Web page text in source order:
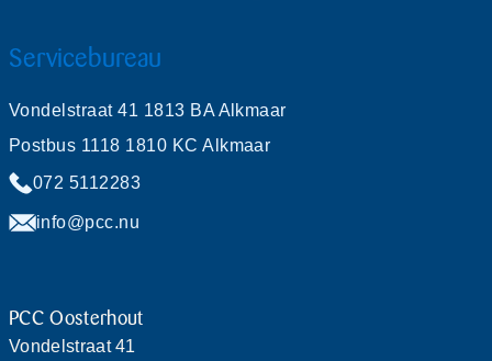
Servicebureau
Vondelstraat 41 1813 BA Alkmaar
Postbus 1118 1810 KC Alkmaar
072 5112283
info@pcc.nu
PCC Oosterhout
Vondelstraat 41